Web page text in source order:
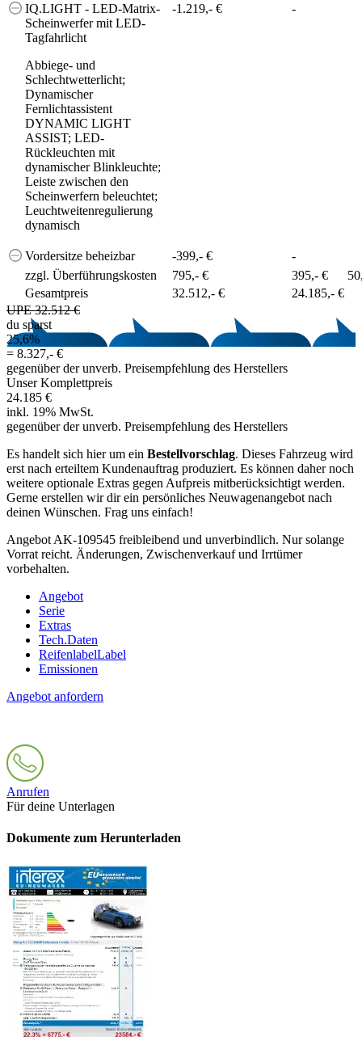
IQ.LIGHT - LED-Matrix-
Scheinwerfer mit LED-
Tagfahrlicht
Abbiege- und
Schlechtwetterlicht;
Dynamischer
Fernlichtassistent
DYNAMIC LIGHT
ASSIST; LED-
Rückleuchten mit
dynamischer Blinkleuchte;
Leiste zwischen den
Scheinwerfern beleuchtet;
Leuchtweitenregulierung
dynamisch
-1.219,- € -
Vordersitze beheizbar -399,- €
-
zzgl. Überführungskosten
795,- € 395,- €
Gesamtpreis
32.512,- €
24.185,- €
UPE 32.512 €
du sparst
25,6%
= 8.327,- €
gegenüber der unverb. Preisempfehlung des Herstellers
Unser Komplettpreis
24.185 €
inkl. 19% MwSt.
gegenüber der unverb. Preisempfehlung des Herstellers
Es handelt sich hier um ein Bestellvorschlag. Dieses Fahrzeug wird
erst nach erteiltem Kundenauftrag produziert. Es können daher noch
weitere optionale Extras gegen Aufpreis mitberücksichtigt werden.
Gerne erstellen wir dir ein persönliches Neuwagenangebot nach
deinen Wünschen. Frag uns einfach!
Angebot AK-109545 freibleibend und unverbindlich. Nur solange
Vorrat reicht. Änderungen, Zwischenverkauf und Irrtümer
vorbehalten.
Angebot
Serie
Extras
Tech.Daten
ReifenlabelLabel
Emissionen
Angebot anfordern
Anrufen
Für deine Unterlagen
Dokumente zum Herunterladen